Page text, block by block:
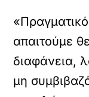
απαιτούμε
διαφάνεια,
μη